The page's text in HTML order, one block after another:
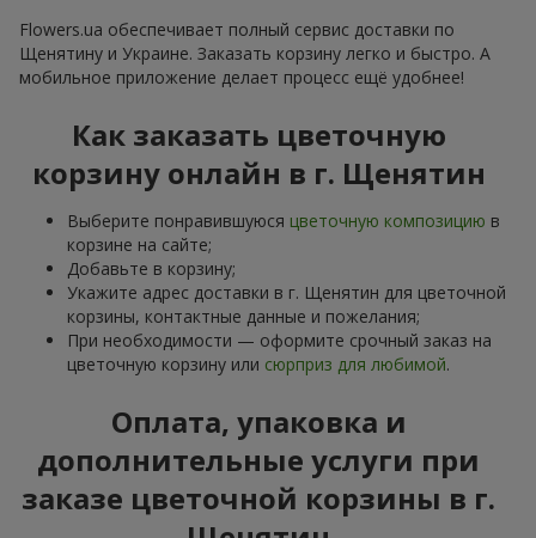
Flowers.ua обеспечивает полный сервис доставки по
Щенятину и Украине. Заказать корзину легко и быстро. А
мобильное приложение делает процесс ещё удобнее!
Как заказать цветочную
корзину онлайн в г. Щенятин
Выберите понравившуюся цветочную композицию в
корзине на сайте;
Добавьте в корзину;
Укажите адрес доставки в г. Щенятин для цветочной
корзины, контактные данные и пожелания;
При необходимости — оформите срочный заказ на
цветочную корзину или сюрприз для любимой.
Оплата, упаковка и
дополнительные услуги при
заказе цветочной корзины в г.